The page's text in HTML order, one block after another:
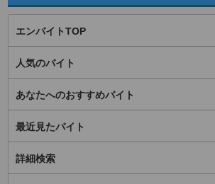
エンバイトTOP
人気のバイト
あなたへのおすすめバイト
最近見たバイト
詳細検索